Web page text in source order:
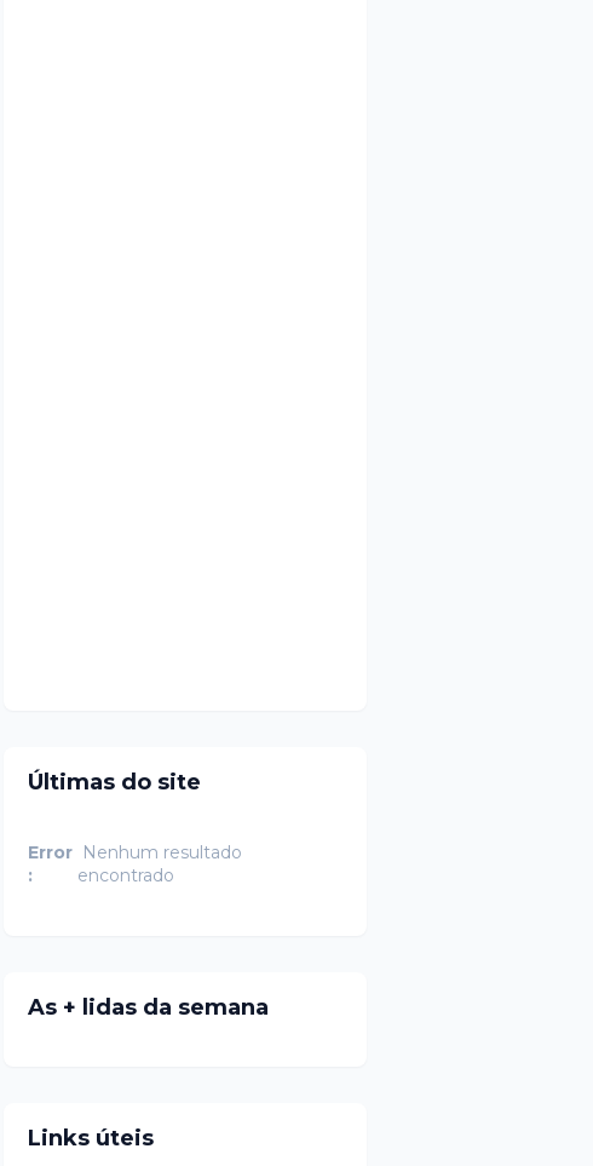
Últimas do site
Error
:
Nenhum resultado
encontrado
As + lidas da semana
Links úteis